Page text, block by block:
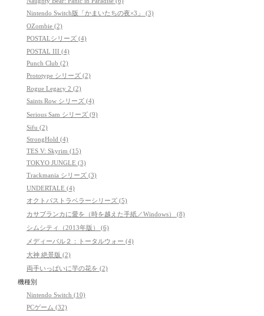
Nintendo Switch版「かまいたちの夜×3」 (3)
OZombie (2)
POSTALシリーズ (4)
POSTAL III (4)
Punch Club (2)
Prototype シリーズ (2)
Rogue Legacy 2 (2)
Saints Row シリーズ (4)
Serious Sam シリーズ (9)
Sifu (2)
StrongHold (4)
TES V: Skyrim (15)
TOKYO JUNGLE (3)
Trackmania シリーズ (3)
UNDERTALE (4)
オクトパストラベラーシリーズ (5)
カサブランカに愛を（時を越えた手紙／Windows） (8)
シムシティ（2013年版） (6)
メディーバル２：トータルウォー (4)
大神 絶景版 (2)
両手いっぱいに芋の花を (2)
機種別
Nintendo Switch (10)
PCゲーム (32)